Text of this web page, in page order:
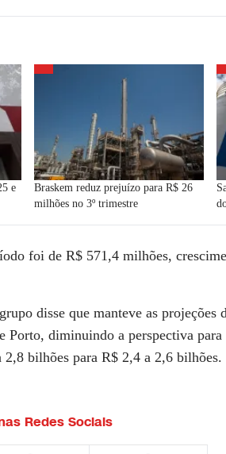
e
Braskem reduz prejuízo para R$ 26
milhões no 3º trimestre
foi de R$ 571,4 milhões,
disse que manteve as projeções
e Porto, diminuindo a perspectiva
bilhões para R$ 2,4 a 2,6 bilhões.
Redes Sociais